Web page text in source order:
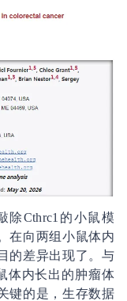
除Cthrc1的小鼠模
在向两组小鼠体内
的差异出现了。与
体内长出的肿瘤体
键的是，生存数据